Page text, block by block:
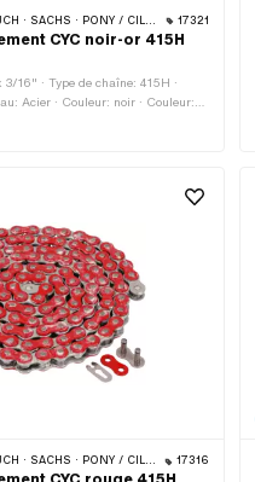
(BÊTA 521 & 512) · ZÜNDAPP BELMONDO · TOMOS · BYE BIKE 17321
CYC noir-or 415H
16" · Type de chaîne: 415H ·
Acier · Couleur: noir · Couleur:
pcs · Circonférence de
(BÊTA 521 & 512) · ZÜNDAPP BELMONDO · TOMOS · BYE BIKE 17316